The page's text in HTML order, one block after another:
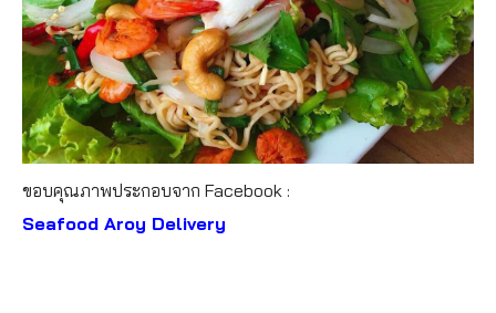
ขอบคุณภาพประกอบจาก Facebook :
Seafood Aroy Delivery